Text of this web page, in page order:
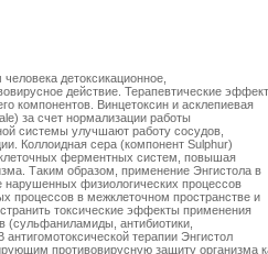
детоксикационное,
действие. Терапевтические
компонентов. Винцетоксин и асклепиевая
за счет нормализации работы
системы улучшают работу сосудов,
Коллоидная сера (компонент Sulphur)
ферментных систем, повышая
Таким образом, применение Энгистола в
нарушенных физиологических процессов
процессов в межклеточном пространстве и
токсические эффекты применения
(сульфаниламиды, антибиотики,
терапии Энгистол
противовирусную защиту организма